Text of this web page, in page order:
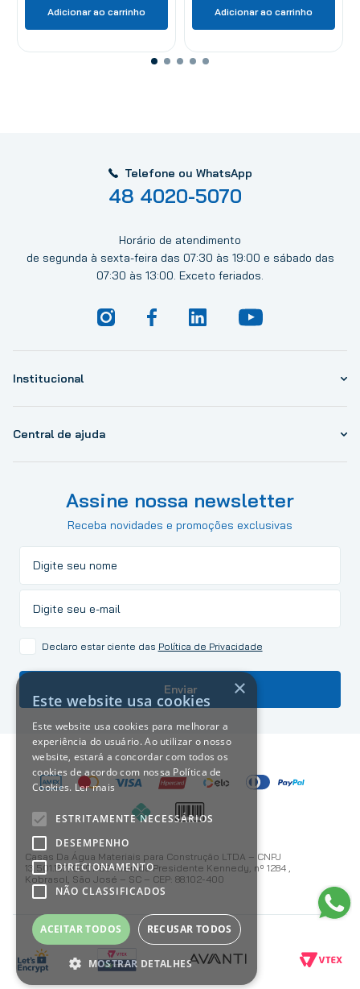
Adicionar ao carrinho Adicionar ao carrinho
Telefone ou WhatsApp
48 4020-5070
Horário de atendimento
de segunda à sexta-feira das 07:30 às 19:00 e sábado das
07:30 às 13:00. Exceto feriados.
Institucional
Central de ajuda
Assine nossa newsletter
Receba novidades e promoções exclusivas
Declaro estar ciente das Política de Privacidade
Enviar
Casas Da Água Materiais para Construção LTDA – CNPJ
13.501.187/0001-59 Avenida Presidente Kennedy, nº 1284 ,
Kobrasol, São José – SC – CEP: 88.102-400
×
Este website usa cookies
Este website usa cookies para melhorar a
experiência do usuário. Ao utilizar o nosso
website, estará a concordar com todos os
cookies de acordo com nossa Política de
Cookies. Ler mais
ESTRITAMENTE NECESSÁRIOS
DESEMPENHO
DIRECIONAMENTO
NÃO CLASSIFICADOS
ACEITAR TODOS RECUSAR TODOS
MOSTRAR DETALHES